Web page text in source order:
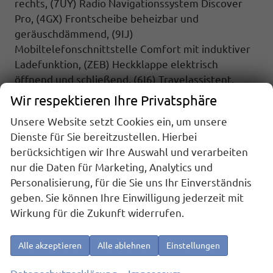
rechts, (7UY) Radio Navigationssystem Discover
Pro, (4GX) Frontscheibe beheizbar und
geräuschdämmend, (9IJ)
Mobiltelefonschnittstelle Comfort mit induktiver
Ladefunktion, (ZEB) Heckklappe elektrisch
öffnend und schließend, (6I6) Travelassistent,
(2H5) Fahrprofilauswahl, (4K5)
Zentralverriegelung Keyless Advance
(schlüsselloses Öffnen und Starten), (7AL)
Diebstahlwarnanlage,
Highlights: Sport Edition Paket: Sport Edition
Schriftzug an Fahrzeugseite, Fahrzeugheck und im
Fahrzeuginnenraum, Fahrzeug 8-fach-bereift,
Leichtmetallräder 7,5J x 18 (Sport Edition Design
TN28, schwarz glanzgedreht) mit Sommerreifen
mit Winterreifen (M+S Kennung inkl. Schneeflocke
Wir respektieren Ihre Privatsphäre
Unsere Website setzt Cookies ein, um unsere
Dienste für Sie bereitzustellen. Hierbei
berücksichtigen wir Ihre Auswahl und verarbeiten
nur die Daten für Marketing, Analytics und
Personalisierung, für die Sie uns Ihr Einverständnis
geben. Sie können Ihre Einwilligung jederzeit mit
Wirkung für die Zukunft widerrufen.
Alle akzeptieren Alle ablehnen Einstellungen